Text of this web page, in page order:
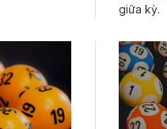
giữa kỳ.